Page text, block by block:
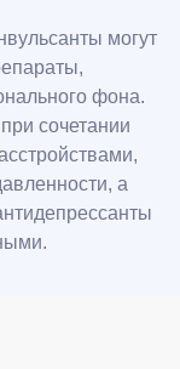
могут
фона.
сочетании
а